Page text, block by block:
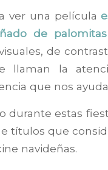
ver una película
de
de
llaman la
que nos
durante estas
títulos que
navideñas.